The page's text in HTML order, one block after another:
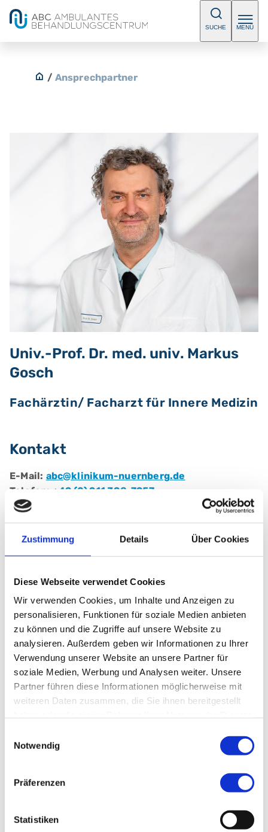
Zustimmung Details Über Cookies
Diese Webseite verwendet Cookies
Wir verwenden Cookies, um Inhalte und Anzeigen zu
personalisieren, Funktionen für soziale Medien anbieten
zu können und die Zugriffe auf unsere Website zu
analysieren. Außerdem geben wir Informationen zu Ihrer
Verwendung unserer Website an unsere Partner für
soziale Medien, Werbung und Analysen weiter. Unsere
Partner führen diese Informationen möglicherweise mit
weiteren Daten zusammen, die Sie ihnen bereitgestellt
Notwendig
Präferenzen
Statistiken
SUCHE MENÜ
/ Ansprechpartner
Univ.-Prof. Dr. med. univ. Markus
Gosch
Fachärztin/ Facharzt für Innere Medizin
Kontakt
E-Mail: abc@klinikum-nuernberg.de
Telefon: +49 (0) 911 398-7957
Fax:+49 (0) 911 398-7953
Berufliche Qualifikationen
Schwerpunktbezeichnungen:Geriatrie
Vita
Beruflicher Werdegang
Weiteres